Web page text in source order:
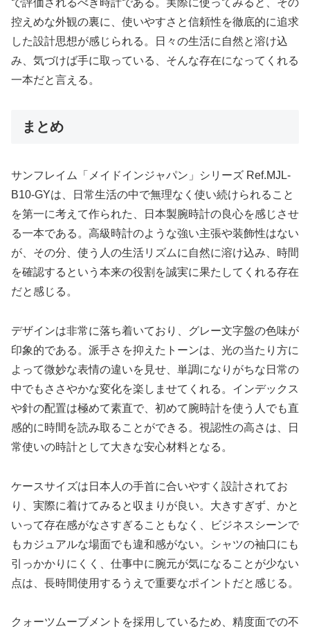
控えめな外観の裏に、使いやすさと信頼性を徹底的に追求
した設計思想が感じられる。日々の生活に自然と溶け込
み、気づけば手に取っている、そんな存在になってくれる
一本だと言える。
まとめ
サンフレイム「メイドインジャパン」シリーズ Ref.MJL-
B10-GYは、日常生活の中で無理なく使い続けられること
を第一に考えて作られた、日本製腕時計の良心を感じさせ
る一本である。高級時計のような強い主張や装飾性はない
が、その分、使う人の生活リズムに自然に溶け込み、時間
を確認するという本来の役割を誠実に果たしてくれる存在
だと感じる。
デザインは非常に落ち着いており、グレー文字盤の色味が
印象的である。派手さを抑えたトーンは、光の当たり方に
よって微妙な表情の違いを見せ、単調になりがちな日常の
中でもささやかな変化を楽しませてくれる。インデックス
や針の配置は極めて素直で、初めて腕時計を使う人でも直
感的に時間を読み取ることができる。視認性の高さは、日
常使いの時計として大きな安心材料となる。
ケースサイズは日本人の手首に合いやすく設計されてお
り、実際に着けてみると収まりが良い。大きすぎず、かと
いって存在感がなさすぎることもなく、ビジネスシーンで
もカジュアルな場面でも違和感がない。シャツの袖口にも
引っかかりにくく、仕事中に腕元が気になることが少ない
点は、長時間使用するうえで重要なポイントだと感じる。
クォーツムーブメントを採用しているため、精度面での不